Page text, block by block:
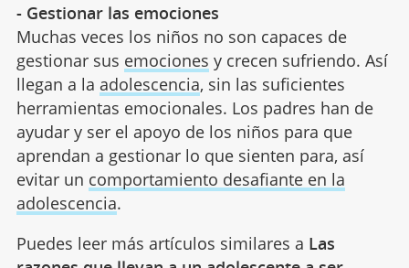
- Gestionar las emociones
Muchas veces los niños no son capaces de
gestionar sus emociones y crecen sufriendo. Así
llegan a la adolescencia, sin las suficientes
herramientas emocionales. Los padres han de
ayudar y ser el apoyo de los niños para que
aprendan a gestionar lo que sienten para, así
evitar un comportamiento desafiante en la
adolescencia.
Puedes leer más artículos similares a Las